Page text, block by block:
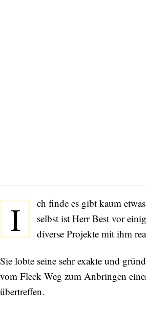
I
ch finde es gibt kaum
selbst ist Herr Best vor
diverse Projekte mit ihm
Sie lobte seine sehr exakte und
vom Fleck Weg zum Anbringen
übertreffen.